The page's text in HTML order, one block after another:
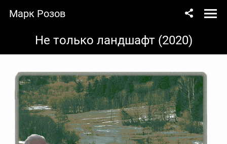
Марк Розов
Не только ландшафт (2020)